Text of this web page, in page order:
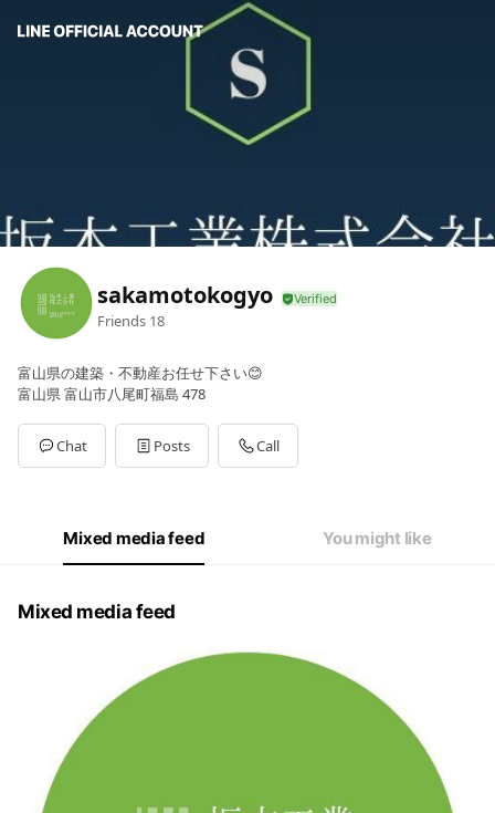
sakamotokogyo
Friends 18
富山県の建築・不動産お任せ下さい😊
富山県 富山市八尾町福島 478
Chat Posts Call
Mixed media feed You might like
Mixed media feed